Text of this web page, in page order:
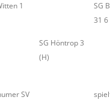
1
SG
31 6
SG Höntrop 3
(H)
SV